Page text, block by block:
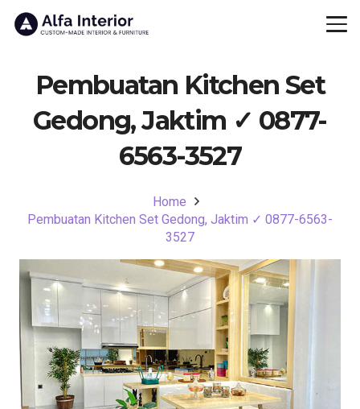
Pembuatan Kitchen Set
Gedong, Jaktim ✓ 0877-
6563-3527
Home
Pembuatan Kitchen Set Gedong, Jaktim ✓ 0877-6563-
3527